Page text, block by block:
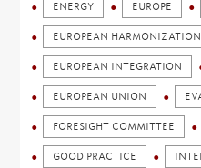
ENERGY EUROPE
EUROPEAN HARMONIZATION
EUROPEAN INTEGRATION
EUROPEAN UNION
FORESIGHT COMMITTEE
GOOD PRACTICE